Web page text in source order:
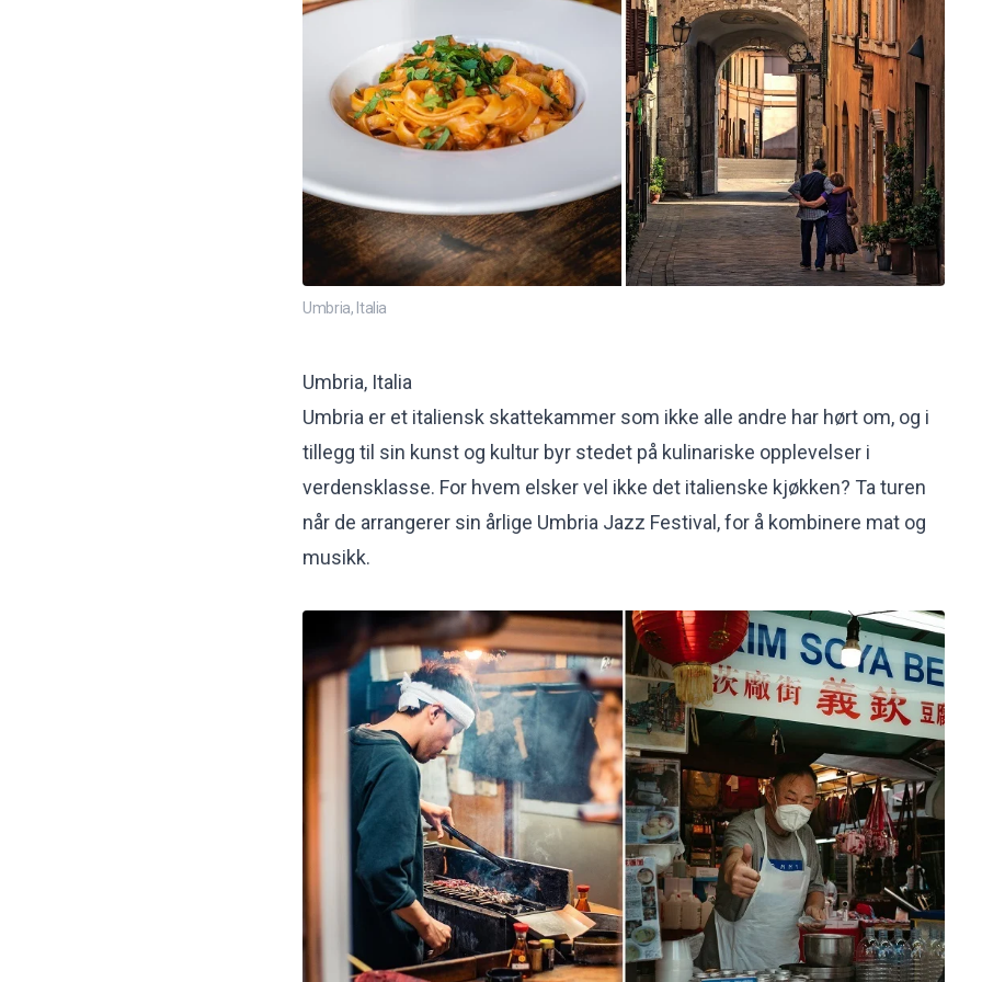
Umbria, Italia
Umbria, Italia
Umbria er et italiensk skattekammer som ikke alle andre har hørt om, og i
tillegg til sin kunst og kultur byr stedet på kulinariske opplevelser i
verdensklasse. For hvem elsker vel ikke det italienske kjøkken? Ta turen
når de arrangerer sin årlige Umbria Jazz Festival, for å kombinere mat og
musikk.